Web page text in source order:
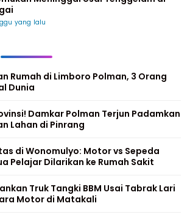
yang lalu
Rumah di Limboro Polman, 3 Orang
Dunia
Damkar Polman Terjun Padamkan
Lahan di Pinrang
di Wonomulyo: Motor vs Sepeda
Pelajar Dilarikan ke Rumah Sakit
Truk Tangki BBM Usai Tabrak Lari
Motor di Matakali